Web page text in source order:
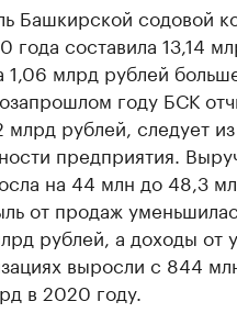
Башкирской содовой
года составила 13,14
1,06 млрд рублей
году БСК
млрд рублей, следует
предприятия.
на 44 млн до 48,3
от продаж
рублей, а доходы от
выросли с 844
в 2020 году.